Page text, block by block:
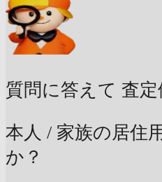
質問に答えて 査定
本人 / 家族の居住
か？